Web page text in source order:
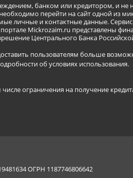
банком или кредитором, и не
перейти на сайт одной из
личные и контактные данные. Сервис
Mickrozaim.ru представлены
Центрального Банка
пользователям больше
об условиях использования.
ограничения на получение
ОГРН 1187746806642